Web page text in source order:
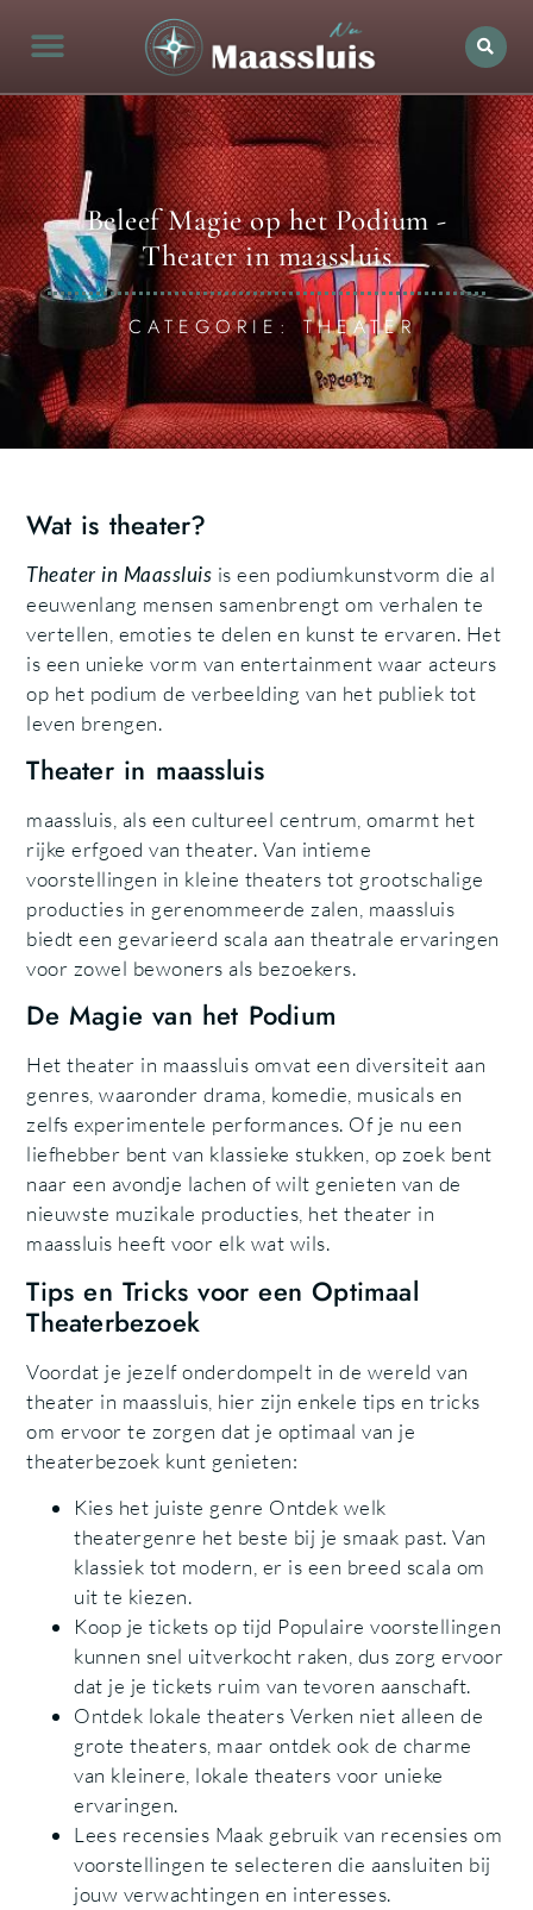
Beleef Magie op het Podium -
Theater in maassluis
CATEGORIE: THEATER
Wat is theater?
Theater in Maassluis is een podiumkunstvorm die al
eeuwenlang mensen samenbrengt om verhalen te
vertellen, emoties te delen en kunst te ervaren. Het
is een unieke vorm van entertainment waar acteurs
op het podium de verbeelding van het publiek tot
leven brengen.
Theater in maassluis
maassluis, als een cultureel centrum, omarmt het
rijke erfgoed van theater. Van intieme
voorstellingen in kleine theaters tot grootschalige
producties in gerenommeerde zalen, maassluis
biedt een gevarieerd scala aan theatrale ervaringen
voor zowel bewoners als bezoekers.
De Magie van het Podium
Het theater in maassluis omvat een diversiteit aan
genres, waaronder drama, komedie, musicals en
zelfs experimentele performances. Of je nu een
liefhebber bent van klassieke stukken, op zoek bent
naar een avondje lachen of wilt genieten van de
nieuwste muzikale producties, het theater in
maassluis heeft voor elk wat wils.
Tips en Tricks voor een Optimaal
Theaterbezoek
Voordat je jezelf onderdompelt in de wereld van
theater in maassluis, hier zijn enkele tips en tricks
om ervoor te zorgen dat je optimaal van je
theaterbezoek kunt genieten:
Kies het juiste genre Ontdek welk
theatergenre het beste bij je smaak past. Van
klassiek tot modern, er is een breed scala om
uit te kiezen.
Koop je tickets op tijd Populaire voorstellingen
kunnen snel uitverkocht raken, dus zorg ervoor
dat je je tickets ruim van tevoren aanschaft.
Ontdek lokale theaters Verken niet alleen de
grote theaters, maar ontdek ook de charme
van kleinere, lokale theaters voor unieke
ervaringen.
Lees recensies Maak gebruik van recensies om
voorstellingen te selecteren die aansluiten bij
jouw verwachtingen en interesses.